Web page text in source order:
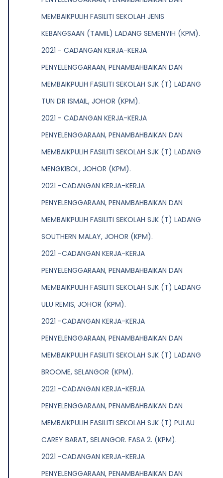
MEMBAIKPULIH FASILITI SEKOLAH JENIS
KEBANGSAAN (TAMIL) LADANG SEMENYIH (KPM).
2021 - CADANGAN KERJA-KERJA
PENYELENGGARAAN, PENAMBAHBAIKAN DAN
MEMBAIKPULIH FASILITI SEKOLAH SJK (T) LADANG
TUN DR ISMAIL, JOHOR (KPM).
2021 - CADANGAN KERJA-KERJA
PENYELENGGARAAN, PENAMBAHBAIKAN DAN
MEMBAIKPULIH FASILITI SEKOLAH SJK (T) LADANG
MENGKIBOL, JOHOR (KPM).
2021 -CADANGAN KERJA-KERJA
PENYELENGGARAAN, PENAMBAHBAIKAN DAN
MEMBAIKPULIH FASILITI SEKOLAH SJK (T) LADANG
SOUTHERN MALAY, JOHOR (KPM).
2021 -CADANGAN KERJA-KERJA
PENYELENGGARAAN, PENAMBAHBAIKAN DAN
MEMBAIKPULIH FASILITI SEKOLAH SJK (T) LADANG
ULU REMIS, JOHOR (KPM).
2021 -CADANGAN KERJA-KERJA
PENYELENGGARAAN, PENAMBAHBAIKAN DAN
MEMBAIKPULIH FASILITI SEKOLAH SJK (T) LADANG
BROOME, SELANGOR (KPM).
2021 -CADANGAN KERJA-KERJA
PENYELENGGARAAN, PENAMBAHBAIKAN DAN
MEMBAIKPULIH FASILITI SEKOLAH SJK (T) PULAU
CAREY BARAT, SELANGOR. FASA 2. (KPM).
2021 -CADANGAN KERJA-KERJA
PENYELENGGARAAN, PENAMBAHBAIKAN DAN